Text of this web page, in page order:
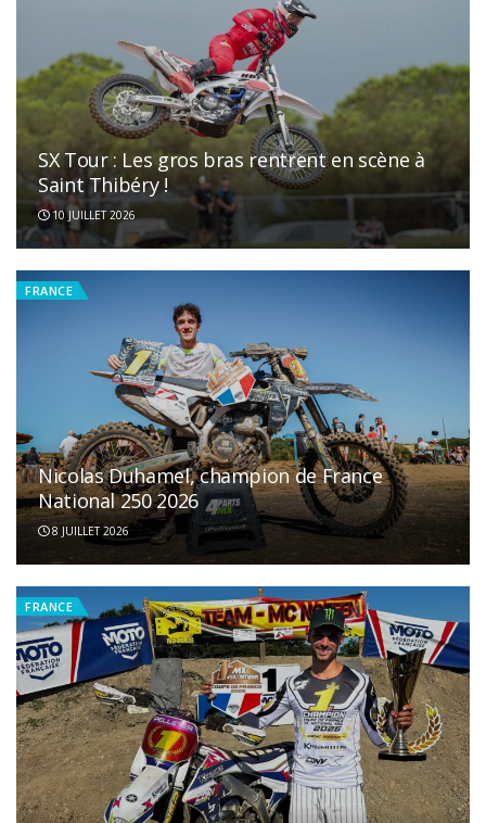
SX Tour : Les gros bras rentrent en scène à
Saint Thibéry !
10 JUILLET 2026
FRANCE
Nicolas Duhamel, champion de France
National 250 2026
8 JUILLET 2026
FRANCE